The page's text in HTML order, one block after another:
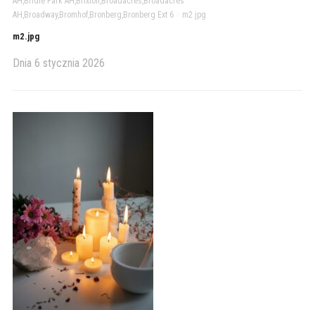
AH,Broadway,Bromhof,Bronberg,Bronberg Ext 6> m2.jpg
m2.jpg
Dnia 6 stycznia 2026